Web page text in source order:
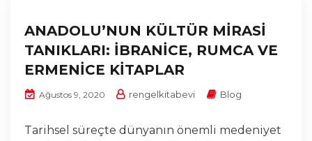
ANADOLU’NUN KÜLTÜR MİRASİ
TANIKLARI: İBRANİCE, RUMCA VE
ERMENİCE KİTAPLAR
Ağustos 9, 2020 rengelkitabevi Blog
Tarihsel süreçte dünyanın önemli medeniyet